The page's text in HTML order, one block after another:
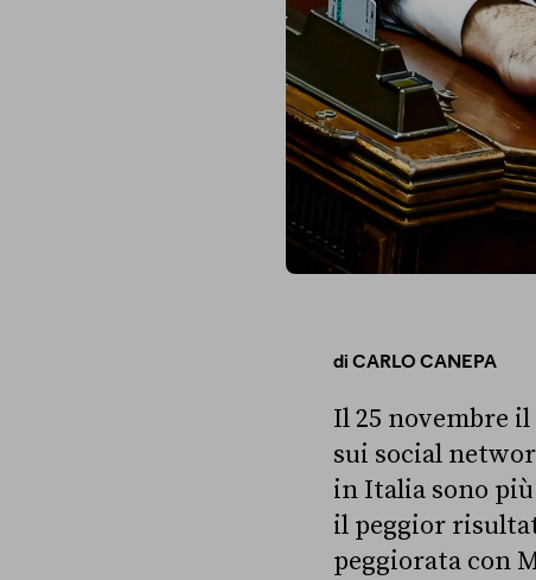
diCARLO CANEPA
Il 25 novembre
sui social
in Italia sono più
il peggior
peggiorata con